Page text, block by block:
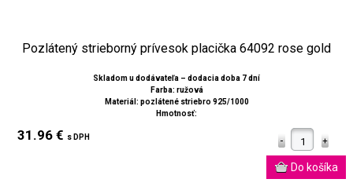
Pozlátený strieborný prívesok placička 64092 rose gold
Skladom u dodávateľa – dodacia doba 7 dní
Farba: ružová
Materiál: pozlátené striebro 925/1000
Hmotnosť:
31.96 € s DPH